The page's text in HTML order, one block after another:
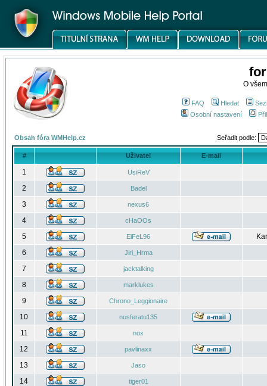
O
FAQ Hledat
Osobní nastavení
Obsah fóra WMHelp.cz Seřadit podle:
# Uživatel E-mail
1 UsiReV
2 Badel
3 nexus6
4 cHaOOs
5 EiFeL96
6
Jiri_Hrma
7 jacktalking
8 marklukes
9 Chrono_Leggionaire
10 nosferatu135
11 nox
12 pavlinaxx
13 Jaso
14 tiger01